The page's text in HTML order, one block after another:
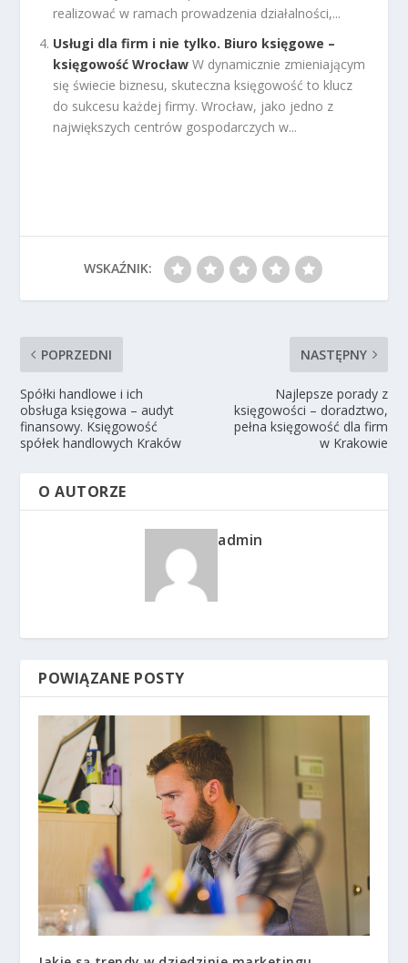
realizować w ramach prowadzenia działalności,...
Usługi dla firm i nie tylko. Biuro księgowe –
księgowość Wrocław W dynamicznie zmieniającym
się świecie biznesu, skuteczna księgowość to klucz
do sukcesu każdej firmy. Wrocław, jako jedno z
największych centrów gospodarczych w...
WSKAŹNIK:
POPRZEDNI
Spółki handlowe i ich
obsługa księgowa – audyt
finansowy. Księgowość
spółek handlowych Kraków
NASTĘPNY
Najlepsze porady z
księgowości – doradztwo,
pełna księgowość dla firm
w Krakowie
O AUTORZE
admin
POWIĄZANE POSTY